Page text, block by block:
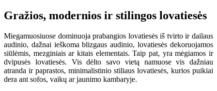
Gražios, modernios ir stilingos lovatiesės
Miegamuosiuose dominuoja prabangios lovatiesės iš tvirto ir dailaus
audinio, dažnai ieškoma blizgaus audinio, lovatiesės dekoruojamos
siūlėmis, mezginiais ar kitais elementais. Taip pat, yra mėgiamos ir
dvipusės lovatiesės. Vis dėlto savo vietą namuose vis dažniau
atranda ir paprastos, minimalistinio stiliaus lovatiesės, kurios puikiai
dera ant sofos, vaikų ar jaunimo kambaryje.